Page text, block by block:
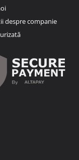
despre companie